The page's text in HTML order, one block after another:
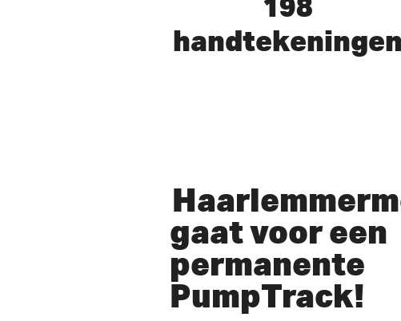
handtekeningen
gaat voor een
permanente
PumpTrack!